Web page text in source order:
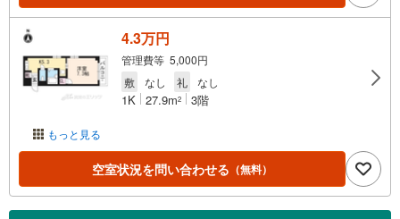
もっと見る
4.3万円
管理費等 5,000円
敷
なし 礼 なし
1K 27.9m2 3階
空室状況を問い合わせる （無料）